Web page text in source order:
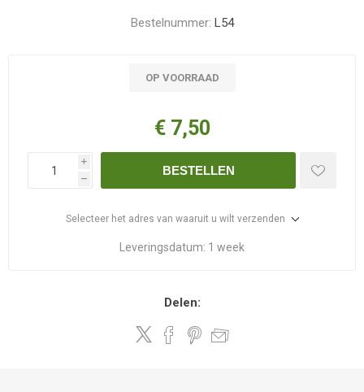
Bestelnummer: L54
OP VOORRAAD
€ 7,50
i
h
BESTELLEN
Selecteer het adres van waaruit u wilt verzenden
Leveringsdatum: 1 week
Delen: